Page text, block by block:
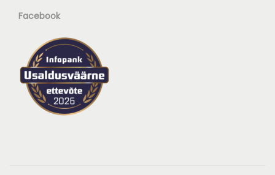
Facebook